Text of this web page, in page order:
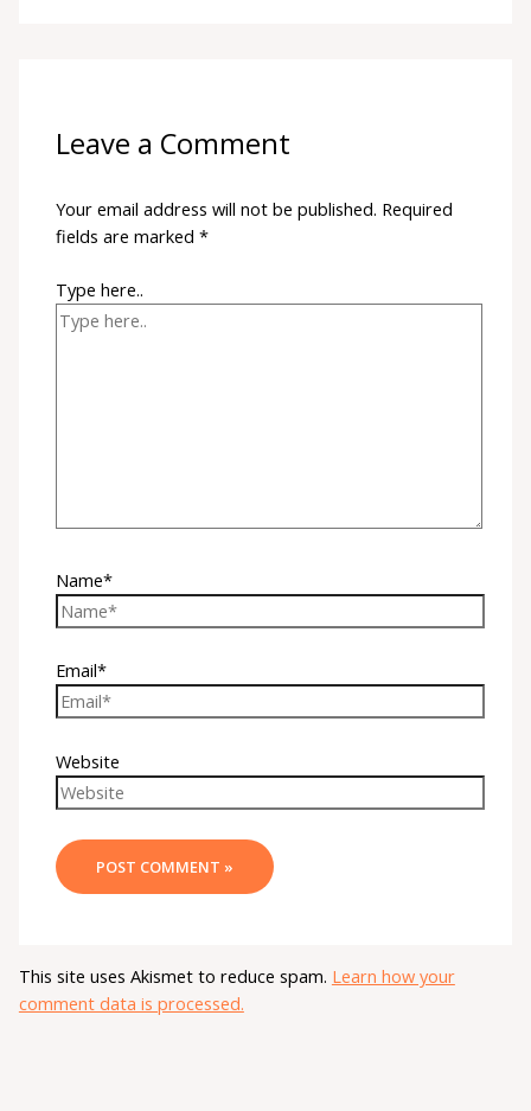
Leave a Comment
Your email address will not be published. Required
fields are marked*
Type here..
Name*
Email*
Website
This site uses Akismet to reduce spam. Learn how your
comment data is processed.